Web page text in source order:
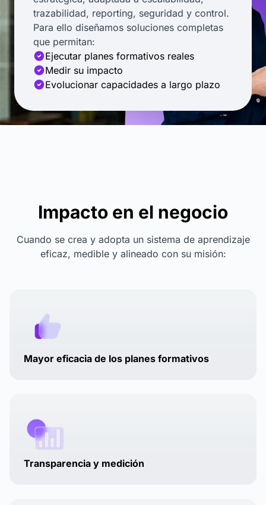
trazabilidad, reporting, seguridad y control.
Para ello diseñamos soluciones completas
que permitan:
Ejecutar planes formativos reales
Medir su impacto
Evolucionar capacidades a largo plazo
Impacto en el negocio
Cuando se crea y adopta un sistema de aprendizaje
eficaz, medible y alineado con su misión:
Mayor eficacia de los planes formativos
Transparencia y medición